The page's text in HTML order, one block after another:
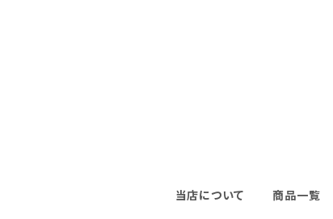
当店について 商品一覧